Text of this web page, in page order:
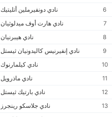
6
نادي دونفيرملين أتليتيك
7
نادي هارت أوف ميدلوثيان
8
نادي هيبرنيان
9
نادي إنفيرنيس كاليدونيان ثيستل
10
نادي كيلمارنوك
11
نادي ماذرويل
12
نادي بارتيك ثيستل
13
نادي جلاسكو رينجرز